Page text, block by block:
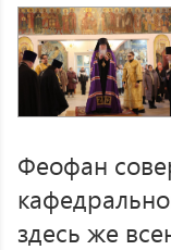
Феофан
здесь же